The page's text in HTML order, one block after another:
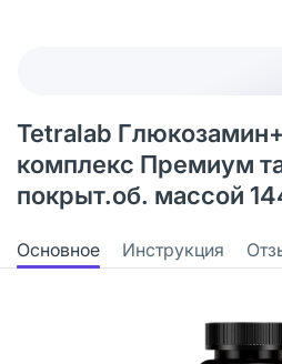
Tetralab
комплекс Премиум
покрыт.об. массой
Основное Инструкция